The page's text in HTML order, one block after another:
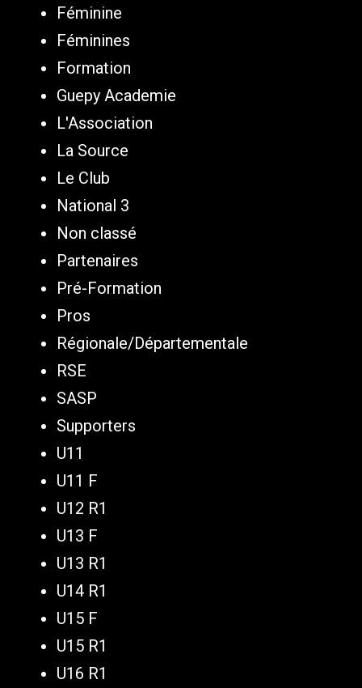
Féminine
Féminines
Formation
Guepy Academie
L'Association
La Source
Le Club
National 3
Non classé
Partenaires
Pré-Formation
Pros
Régionale/Départementale
RSE
SASP
Supporters
U11
U11 F
U12 R1
U13 F
U13 R1
U14 R1
U15 F
U15 R1
U16 R1